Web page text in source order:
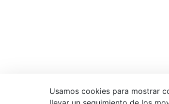
Usamos cookies para mostrar